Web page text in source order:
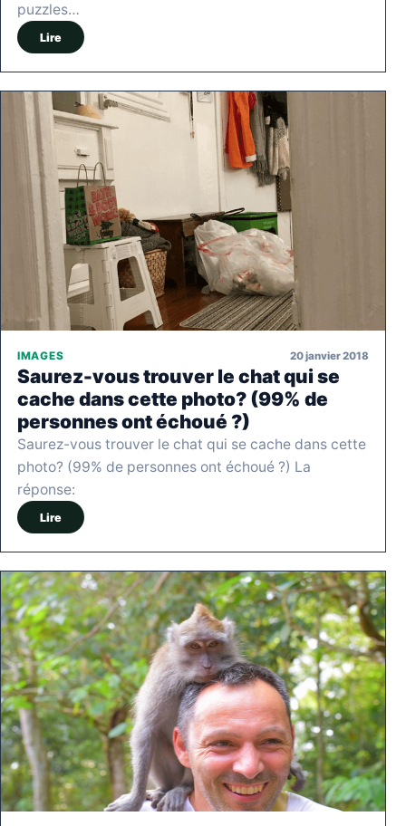
puzzles…
Lire
IMAGES 20 janvier 2018
Saurez-vous trouver le chat qui se
cache dans cette photo? (99% de
personnes ont échoué ?)
Saurez-vous trouver le chat qui se cache dans cette
photo? (99% de personnes ont échoué ?) La
réponse:
Lire